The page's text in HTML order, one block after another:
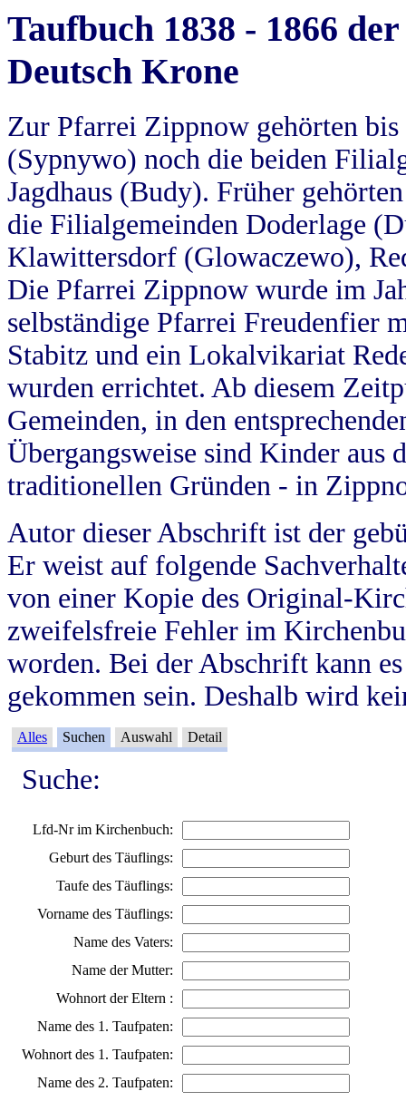
Taufbuch 1838 - 1866
Deutsch Krone
Zur Pfarrei Zippnow gehörten
(Sypnywo) noch die beiden
Jagdhaus (Budy). Früher
die Filialgemeinden Doderlage
Klawittersdorf (Glowaczewo),
Die Pfarrei Zippnow wurde im
selbständige Pfarrei Freudenfier
Stabitz und ein Lokalvikariat
wurden errichtet. Ab diesem
Gemeinden, in den
Übergangsweise sind Kinder aus
traditionellen Gründen - in
Autor dieser Abschrift ist der
Er weist auf folgende
von einer Kopie des Original-
zweifelsfreie Fehler im
worden. Bei der Abschrift kann
gekommen sein. Deshalb wird
Alles Suchen Auswahl Detail
Suche:
Lfd-Nr im Kirchenbuch:
Geburt des Täuflings:
Taufe des Täuflings:
Vorname des Täuflings:
Name des Vaters:
Name der Mutter:
Wohnort der Eltern :
Name des 1. Taufpaten:
Wohnort des 1. Taufpaten:
Name des 2. Taufpaten: